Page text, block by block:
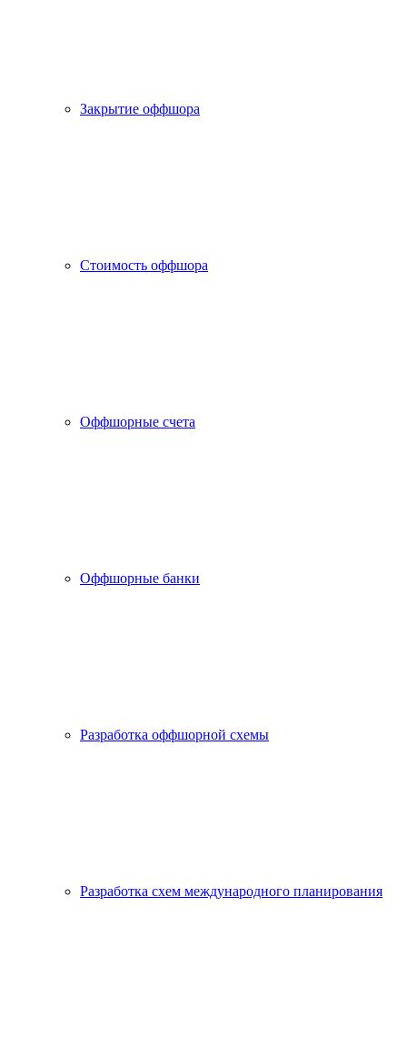
Закрытие оффшора
Стоимость оффшора
Оффшорные счета
Оффшорные банки
Разработка оффшорной схемы
Разработка схем международного планирования